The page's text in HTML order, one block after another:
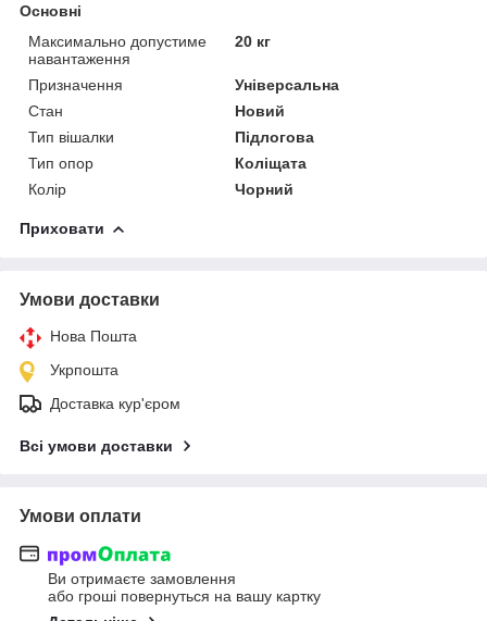
Основні
Максимально допустиме
навантаження
20 кг
Призначення
Універсальна
Стан
Новий
Тип вішалки
Підлогова
Тип опор
Коліщата
Колір
Чорний
Приховати
Умови доставки
Нова Пошта
Укрпошта
Доставка кур'єром
Всі умови доставки
Умови оплати
Ви отримаєте замовлення
або гроші повернуться на вашу картку